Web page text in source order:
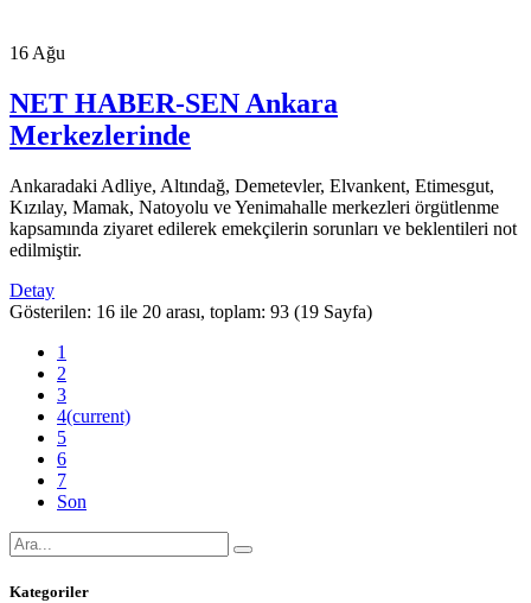
16 Ağu
NET HABER-SEN Ankara
Merkezlerinde
Ankaradaki Adliye, Altındağ, Demetevler, Elvankent, Etimesgut,
Kızılay, Mamak, Natoyolu ve Yenimahalle merkezleri örgütlenme
kapsamında ziyaret edilerek emekçilerin sorunları ve beklentileri not
edilmiştir.
Detay
Gösterilen: 16 ile 20 arası, toplam: 93 (19 Sayfa)
1
2
3
4(current)
5
6
7
Son
Kategoriler